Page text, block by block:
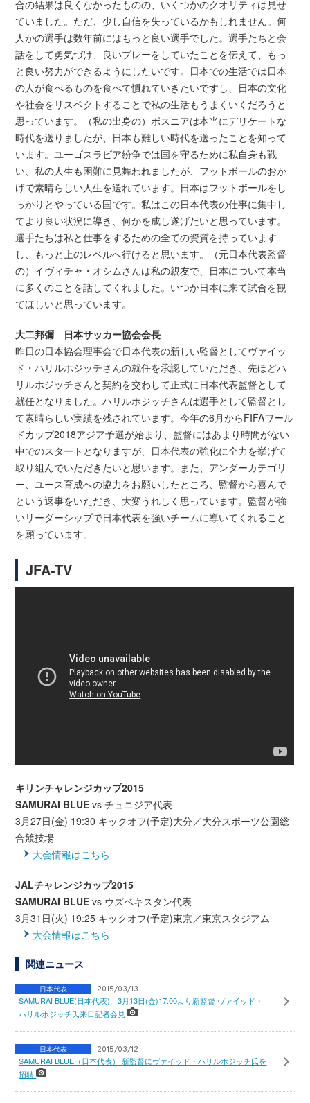
合の結果は良くなかったものの、いくつかのクオリティは見せ
ていました。ただ、少し自信を失っているかもしれません。何
人かの選手は数年前にはもっと良い選手でした。選手たちと会
話をして勇気づけ、良いプレーをしていたことを伝えて、もっ
と良い努力ができるようにしたいです。日本での生活では日本
の人が食べるものを食べて慣れていきたいですし、日本の文化
や社会をリスペクトすることで私の生活もうまくいくだろうと
思っています。（私の出身の）ボスニアは本当にデリケートな
時代を送りましたが、日本も難しい時代を送ったことを知って
います。ユーゴスラビア紛争では国を守るために私自身も戦
い、私の人生も困難に見舞われましたが、フットボールのおか
げで素晴らしい人生を送れています。日本はフットボールをし
っかりとやっている国です。私はこの日本代表の仕事に集中し
てより良い状況に導き、何かを成し遂げたいと思っています。
選手たちは私と仕事をするための全ての資質を持っています
し、もっと上のレベルへ行けると思います。（元日本代表監督
の）イヴィチャ・オシムさんは私の親友で、日本について本当
に多くのことを話してくれました。いつか日本に来て試合を観
てほしいと思っています。
大二邦彌 日本サッカー協会会長
昨日の日本協会理事会で日本代表の新しい監督としてヴァイッ
ド・ハリルホジッチさんの就任を承認していただき、先ほどハ
リルホジッチさんと契約を交わして正式に日本代表監督として
就任となりました。ハリルホジッチさんは選手として監督とし
て素晴らしい実績を残されています。今年の6月からFIFAワール
ドカップ2018アジア予選が始まり、監督にはあまり時間がない
中でのスタートとなりますが、日本代表の強化に全力を挙げて
取り組んでいただきたいと思います。また、アンダーカテゴリ
ー、ユース育成への協力をお願いしたところ、監督から喜んで
という返事をいただき、大変うれしく思っています。監督が強
いリーダーシップで日本代表を強いチームに導いてくれること
を願っています。
JFA-TV
キリンチャレンジカップ2015
SAMURAI BLUE vs チュニジア代表
3月27日(金) 19:30 キックオフ(予定)大分／大分スポーツ公園総
合競技場
大会情報はこちら
JALチャレンジカップ2015
SAMURAI BLUE vs ウズベキスタン代表
3月31日(火) 19:25 キックオフ(予定)東京／東京スタジアム
大会情報はこちら
関連ニュース
日本代表 2015/03/13
SAMURAI BLUE(日本代表) 3月13日(金)17:00より新監督 ヴァイッド・
ハリルホジッチ氏来日記者会見
日本代表 2015/03/12
SAMURAI BLUE（日本代表） 新監督にヴァイッド・ハリルホジッチ氏を
招聘